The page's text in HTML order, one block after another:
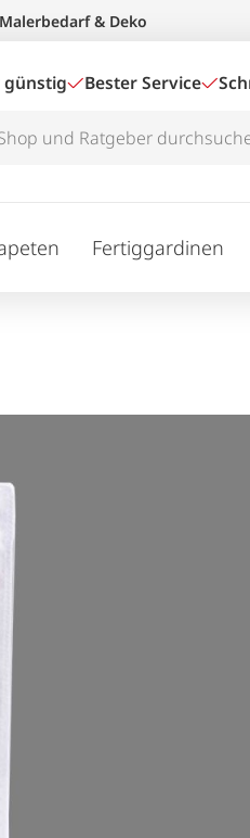
& Deko
Bester Service
Fertiggardinen